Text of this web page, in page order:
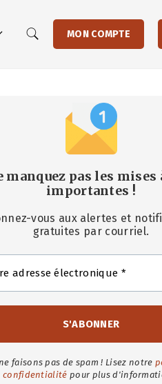
MON COMPTE
manquez pas les mises
importantes !
vous aux alertes et
gratuites par courriel.
faisons pas de spam ! Lisez notre
confidentialité pour plus